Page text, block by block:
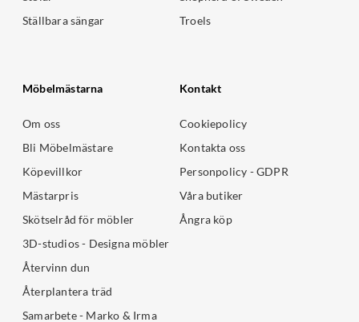
Ställbara sängar
Troels
Möbelmästarna
Om oss
Bli Möbelmästare
Köpevillkor
Mästarpris
Skötselråd för möbler
3D-studios - Designa möbler
Återvinn dun
Återplantera träd
Samarbete - Marko & Irma
Kontakt
Cookiepolicy
Kontakta oss
Personpolicy - GDPR
Våra butiker
Ångra köp